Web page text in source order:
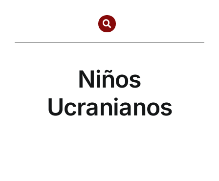
Niños
Ucranianos